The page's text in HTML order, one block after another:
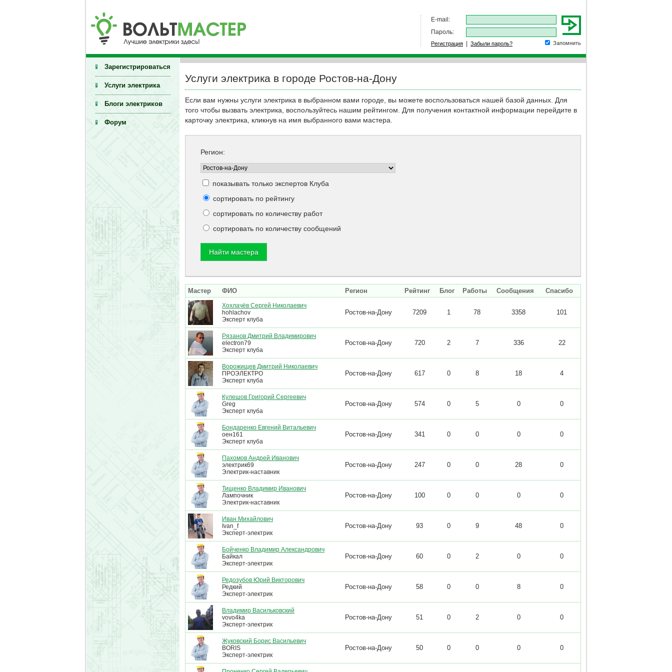
E-mail:
Пароль:
Запомнить
Регистрация Забыли пароль?
Зарегистрироваться
Услуги электрика
Блоги электриков
Форум
Услуги электрика в городе Ростов-на-Дону
Если вам нужны услуги электрика в выбранном вами городе, вы можете воспользоваться нашей базой данных. Для
того чтобы вызвать электрика, воспользуйтесь нашим рейтингом. Для получения контактной информации перейдите в
карточку электрика, кликнув на имя выбранного вами мастера.
Регион:
показывать только экспертов Клуба
сортировать по рейтингу
сортировать по количеству работ
сортировать по количеству сообщений
Мастер ФИО Регион Рейтинг Блог Работы Сообщения Спасибо
Хохлачёв Сергей Николаевич
hohlachov
Эксперт клуба
Ростов-на-Дону 7209 1 78 3358 101
Рязанов Дмитрий Владимирович
electron79
Эксперт клуба
Ростов-на-Дону 720 2 7 336 22
Ворожищев Дмитрий Николаевич
ПРОЭЛЕКТРО
Эксперт клуба
Ростов-на-Дону 617 0 8 18 4
Кулешов Григорий Сергеевич
Greg
Эксперт клуба
Ростов-на-Дону 574 0 5 0 0
Бондаренко Евгений Витальевич
оен161
Эксперт клуба
Ростов-на-Дону 341 0 0 0 0
Пахомов Андрей Иванович
электрик69
Электрик-наставник
Ростов-на-Дону 247 0 0 28 0
Тищенко Владимир Иванович
Лампочник
Электрик-наставник
Ростов-на-Дону 100 0 0 0 0
Иван Михайлович
Ivan_f
Эксперт-электрик
Ростов-на-Дону 93 0 9 48 0
Бойченко Владимир Александрович
Байкал
Эксперт-электрик
Ростов-на-Дону 60 0 2 0 0
Редозубов Юрий Викторович
Редкий
Эксперт-электрик
Ростов-на-Дону 58 0 0 8 0
Владимир Васильковский
vovo4ka
Эксперт-электрик
Ростов-на-Дону 51 0 2 0 0
Жуковский Борис Васильевич
BORIS
Эксперт-электрик
Ростов-на-Дону 50 0 0 0 0